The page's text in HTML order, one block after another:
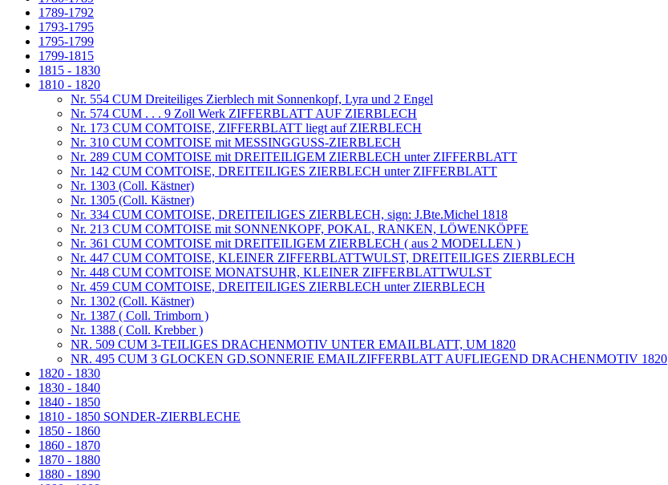
1789-1792
1793-1795
1795-1799
1799-1815
1815 - 1830
1810 - 1820
Nr. 554 CUM Dreiteiliges Zierblech mit Sonnenkopf, Lyra und 2 Engel
Nr. 574 CUM . . . 9 Zoll Werk ZIFFERBLATT AUF ZIERBLECH
Nr. 173 CUM COMTOISE, ZIFFERBLATT liegt auf ZIERBLECH
Nr. 310 CUM COMTOISE mit MESSINGGUSS-ZIERBLECH
Nr. 289 CUM COMTOISE mit DREITEILIGEM ZIERBLECH unter ZIFFERBLATT
Nr. 142 CUM COMTOISE, DREITEILIGES ZIERBLECH unter ZIFFERBLATT
Nr. 1303 (Coll. Kästner)
Nr. 1305 (Coll. Kästner)
Nr. 334 CUM COMTOISE, DREITEILIGES ZIERBLECH, sign: J.Bte.Michel 1818
Nr. 213 CUM COMTOISE mit SONNENKOPF, POKAL, RANKEN, LÖWENKÖPFE
Nr. 361 CUM COMTOISE mit DREITEILIGEM ZIERBLECH ( aus 2 MODELLEN )
Nr. 447 CUM COMTOISE, KLEINER ZIFFERBLATTWULST, DREITEILIGES ZIERBLECH
Nr. 448 CUM COMTOISE MONATSUHR, KLEINER ZIFFERBLATTWULST
Nr. 459 CUM COMTOISE, DREITEILIGES ZIERBLECH unter ZIERBLECH
Nr. 1302 (Coll. Kästner)
Nr. 1387 ( Coll. Trimborn )
Nr. 1388 ( Coll. Krebber )
NR. 509 CUM 3-TEILIGES DRACHENMOTIV UNTER EMAILBLATT, UM 1820
NR. 495 CUM 3 GLOCKEN GD.SONNERIE EMAILZIFFERBLATT AUFLIEGEND DRACHENMOTIV 1820
1820 - 1830
1830 - 1840
1840 - 1850
1810 - 1850 SONDER-ZIERBLECHE
1850 - 1860
1860 - 1870
1870 - 1880
1880 - 1890